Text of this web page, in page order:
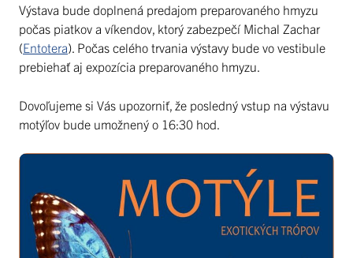
Výstava bude doplnená predajom preparovaného hmyzu
počas piatkov a víkendov, ktorý zabezpečí Michal Zachar
(Entotera). Počas celého trvania výstavy bude vo vestibule
prebiehať aj expozícia preparovaného hmyzu.
Dovoľujeme si Vás upozorniť, že posledný vstup na výstavu
motýľov bude umožnený o 16:30 hod.